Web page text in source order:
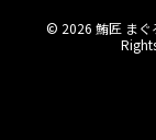
© 2026 鮪匠 まぐ